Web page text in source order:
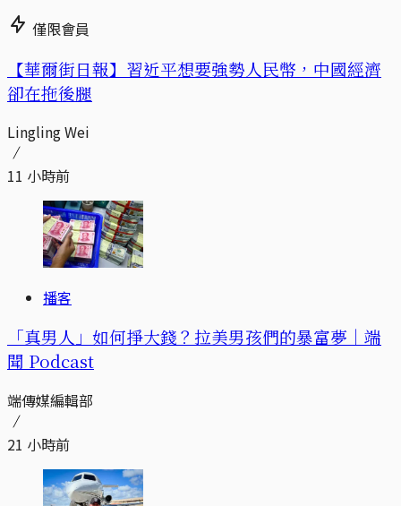
僅限會員
【華爾街日報】習近平想要強勢人民幣，中國經濟
卻在拖後腿
Lingling Wei
11 小時前
播客
「真男人」如何掙大錢？拉美男孩們的暴富夢｜端
聞 Podcast
端傳媒編輯部
21 小時前